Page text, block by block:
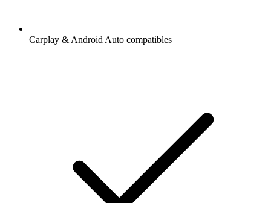
Carplay & Android Auto compatibles